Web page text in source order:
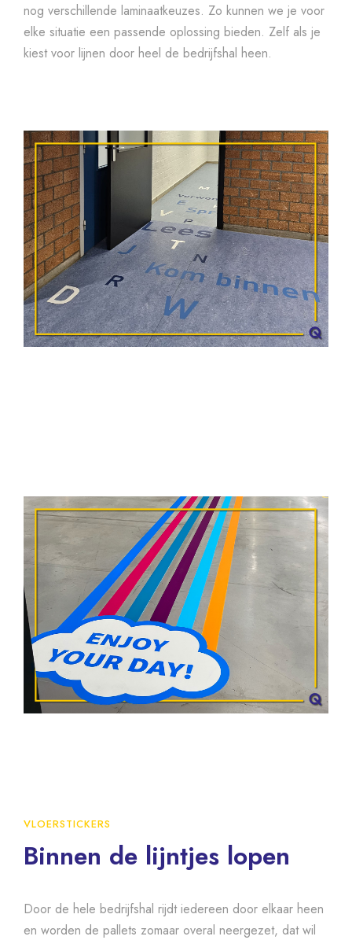
nog verschillende laminaatkeuzes. Zo kunnen we je voor
elke situatie een passende oplossing bieden. Zelf als je
kiest voor lijnen door heel de bedrijfshal heen.
VLOERSTICKERS
Binnen de lijntjes lopen
Door de hele bedrijfshal rijdt iedereen door elkaar heen
en worden de pallets zomaar overal neergezet, dat wil